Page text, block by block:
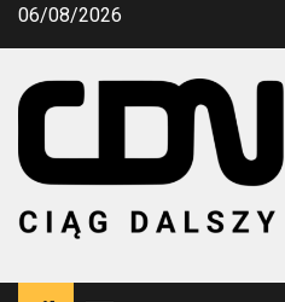
Przejdź
06/08/2026